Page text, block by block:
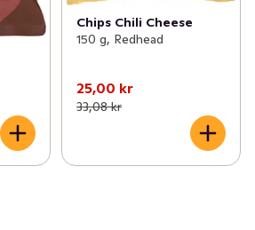
Chips Chili Cheese
150 g, Redhead
25,00 kr
33,08 kr